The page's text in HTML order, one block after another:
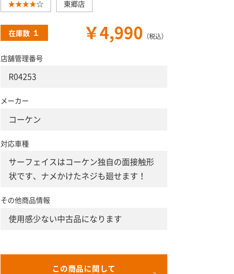
★★★★☆ 東郷店
在庫数 １ ￥4,990 （税込）
店舗管理番号
R04253
メーカー
コーケン
対応車種
サーフェイスはコーケン独自の面接触形
状です、ナメかけたネジも廻せます！
その他商品情報
使用感少ない中古品になります
この商品に関して